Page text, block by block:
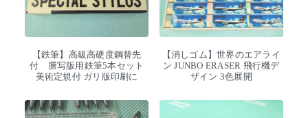
【鉄筆】高級高硬度鋼替先
付 謄写版用鉄筆5本セット
美術定規付 ガリ版印刷に
【消しゴム】世界のエアライ
ン JUNBO ERASER 飛行機デ
ザイン 3色展開